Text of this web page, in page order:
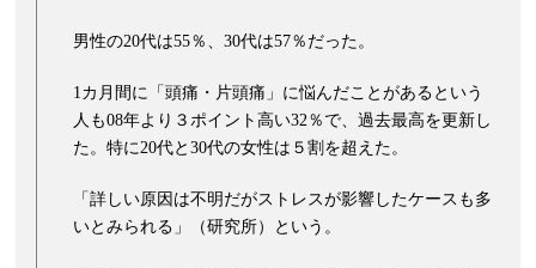
男性の20代は55％、30代は57％だった。
1カ月間に「頭痛・片頭痛」に悩んだことがあるという
人も08年より３ポイント高い32％で、過去最高を更新し
た。特に20代と30代の女性は５割を超えた。
「詳しい原因は不明だがストレスが影響したケースも多
いとみられる」（研究所）という。